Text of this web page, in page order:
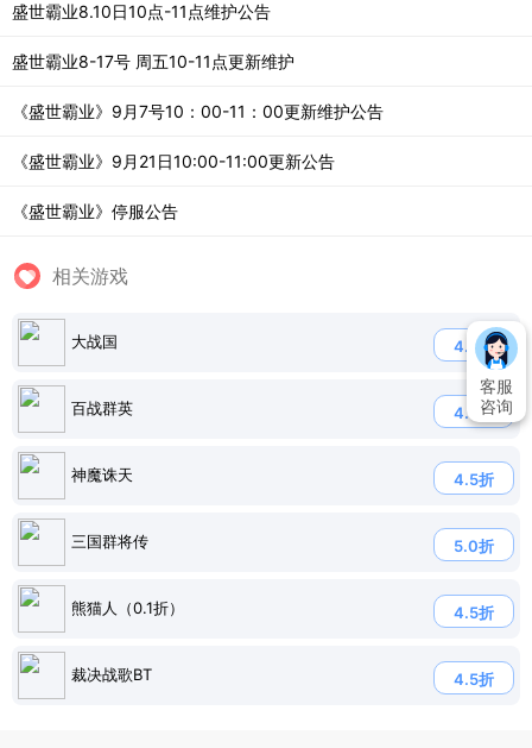
盛世霸业8.10日10点-11点维护公告
盛世霸业8-17号 周五10-11点更新维护
《盛世霸业》9月7号10：00-11：00更新维护公告
《盛世霸业》9月21日10:00-11:00更新公告
《盛世霸业》停服公告
相关游戏
大战国 4.7折
百战群英 4.7折
神魔诛天 4.5折
三国群将传 5.0折
熊猫人（0.1折） 4.5折
裁决战歌BT 4.5折
客服
咨询